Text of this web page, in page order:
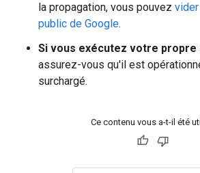
la propagation, vous pouvez
public de Google.
Si vous exécutez votre propre
assurez-vous qu'il est
surchargé.
Ce contenu vous a-t-il été